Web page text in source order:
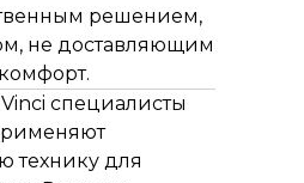
решением,
не доставляющим
специалисты
технику для